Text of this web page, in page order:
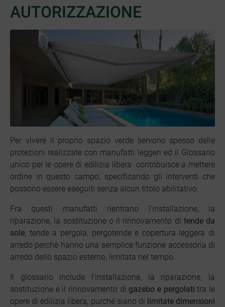
AUTORIZZAZIONE
Per vivere il proprio spazio verde servono spesso delle
protezioni realizzate con manufatti leggeri ed il Glossario
unico per le opere di edilizia libera contribuisce a mettere
ordine in questo campo, specificando gli interventi che
possono essere eseguiti senza alcun titolo abilitativo.
Fra questi manufatti rientrano l’installazione, la
riparazione, la sostituzione o il rinnovamento di tende da
sole, tende a pergola, pergotende e copertura leggera di
arredo perchè hanno una semplice funzione accessoria di
arredo dello spazio esterno, limitata nel tempo.
Il glossario include l’installazione, la riparazione, la
sostituzione e il rinnovamento di gazebo e pergolati tra le
opere di edilizia libera, purché siano di limitate dimensioni